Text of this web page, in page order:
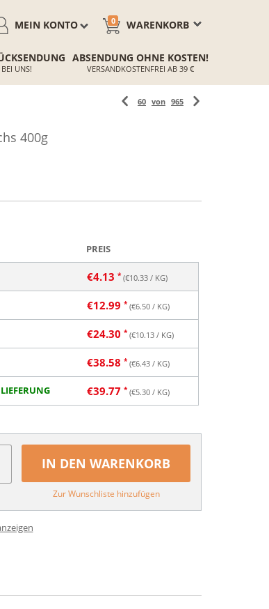
WARENKORB
0
MEIN KONTO
UNS!
ABSENDUNG OHNE KOSTEN!
VERSANDKOSTENFREI AB 39 €
60 von 965
400g
PREIS
€4.13 (€10.33/ KG)
€12.99 (€6.50/ KG)
€24.30 (€10.13/ KG)
€38.58 (€6.43/ KG)
€39.77 (€5.30/ KG)
IN DEN WARENKORB
Zur Wunschliste hinzufügen